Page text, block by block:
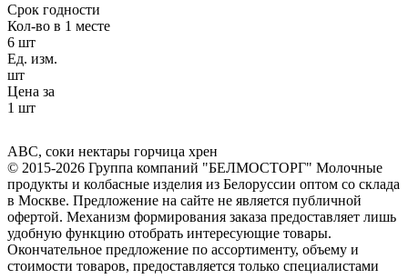
Срок годности
Кол-во в 1 месте
6 шт
Ед. изм.
шт
Цена за
1 шт
АВС, соки нектары горчица хрен
© 2015-2026 Группа компаний "БЕЛМОСТОРГ" Молочные
продукты и колбасные изделия из Белоруссии оптом со склада
в Москве. Предложение на сайте не является публичной
офертой. Механизм формирования заказа предоставляет лишь
удобную функцию отобрать интересующие товары.
Окончательное предложение по ассортименту, объему и
стоимости товаров, предоставляется только специалистами